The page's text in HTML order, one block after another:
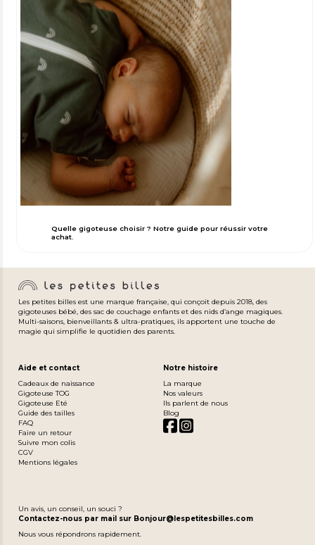
Quelle gigoteuse choisir ? Notre guide pour réussir votre
achat.
Les petites billes est une marque française, qui conçoit depuis 2018, des
gigoteuses bébé, des sac de couchage enfants et des nids d’ange magiques.
Multi-saisons, bienveillants & ultra-pratiques, ils apportent une touche de
magie qui simplifie le quotidien des parents.
Aide et contact
Cadeaux de naissance
Gigoteuse TOG
Gigoteuse Eté
Guide des tailles
FAQ
Faire un retour
Suivre mon colis
CGV
Mentions légales
Notre histoire
La marque
Nos valeurs
Ils parlent de nous
Blog
Un avis, un conseil, un souci ?
Contactez-nous par mail sur Bonjour@lespetitesbilles.com
Nous vous répondrons rapidement.